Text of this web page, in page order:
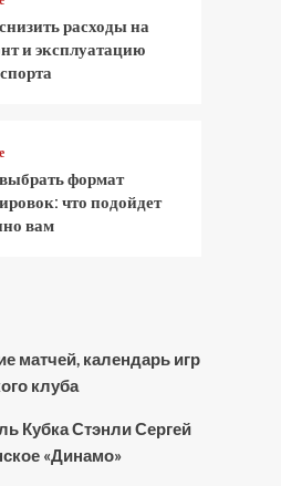
расходы на
и эксплуатацию
формат
что подойдет
вам
матчей, календарь игр
клуба
Кубка Стэнли Сергей
«Динамо»